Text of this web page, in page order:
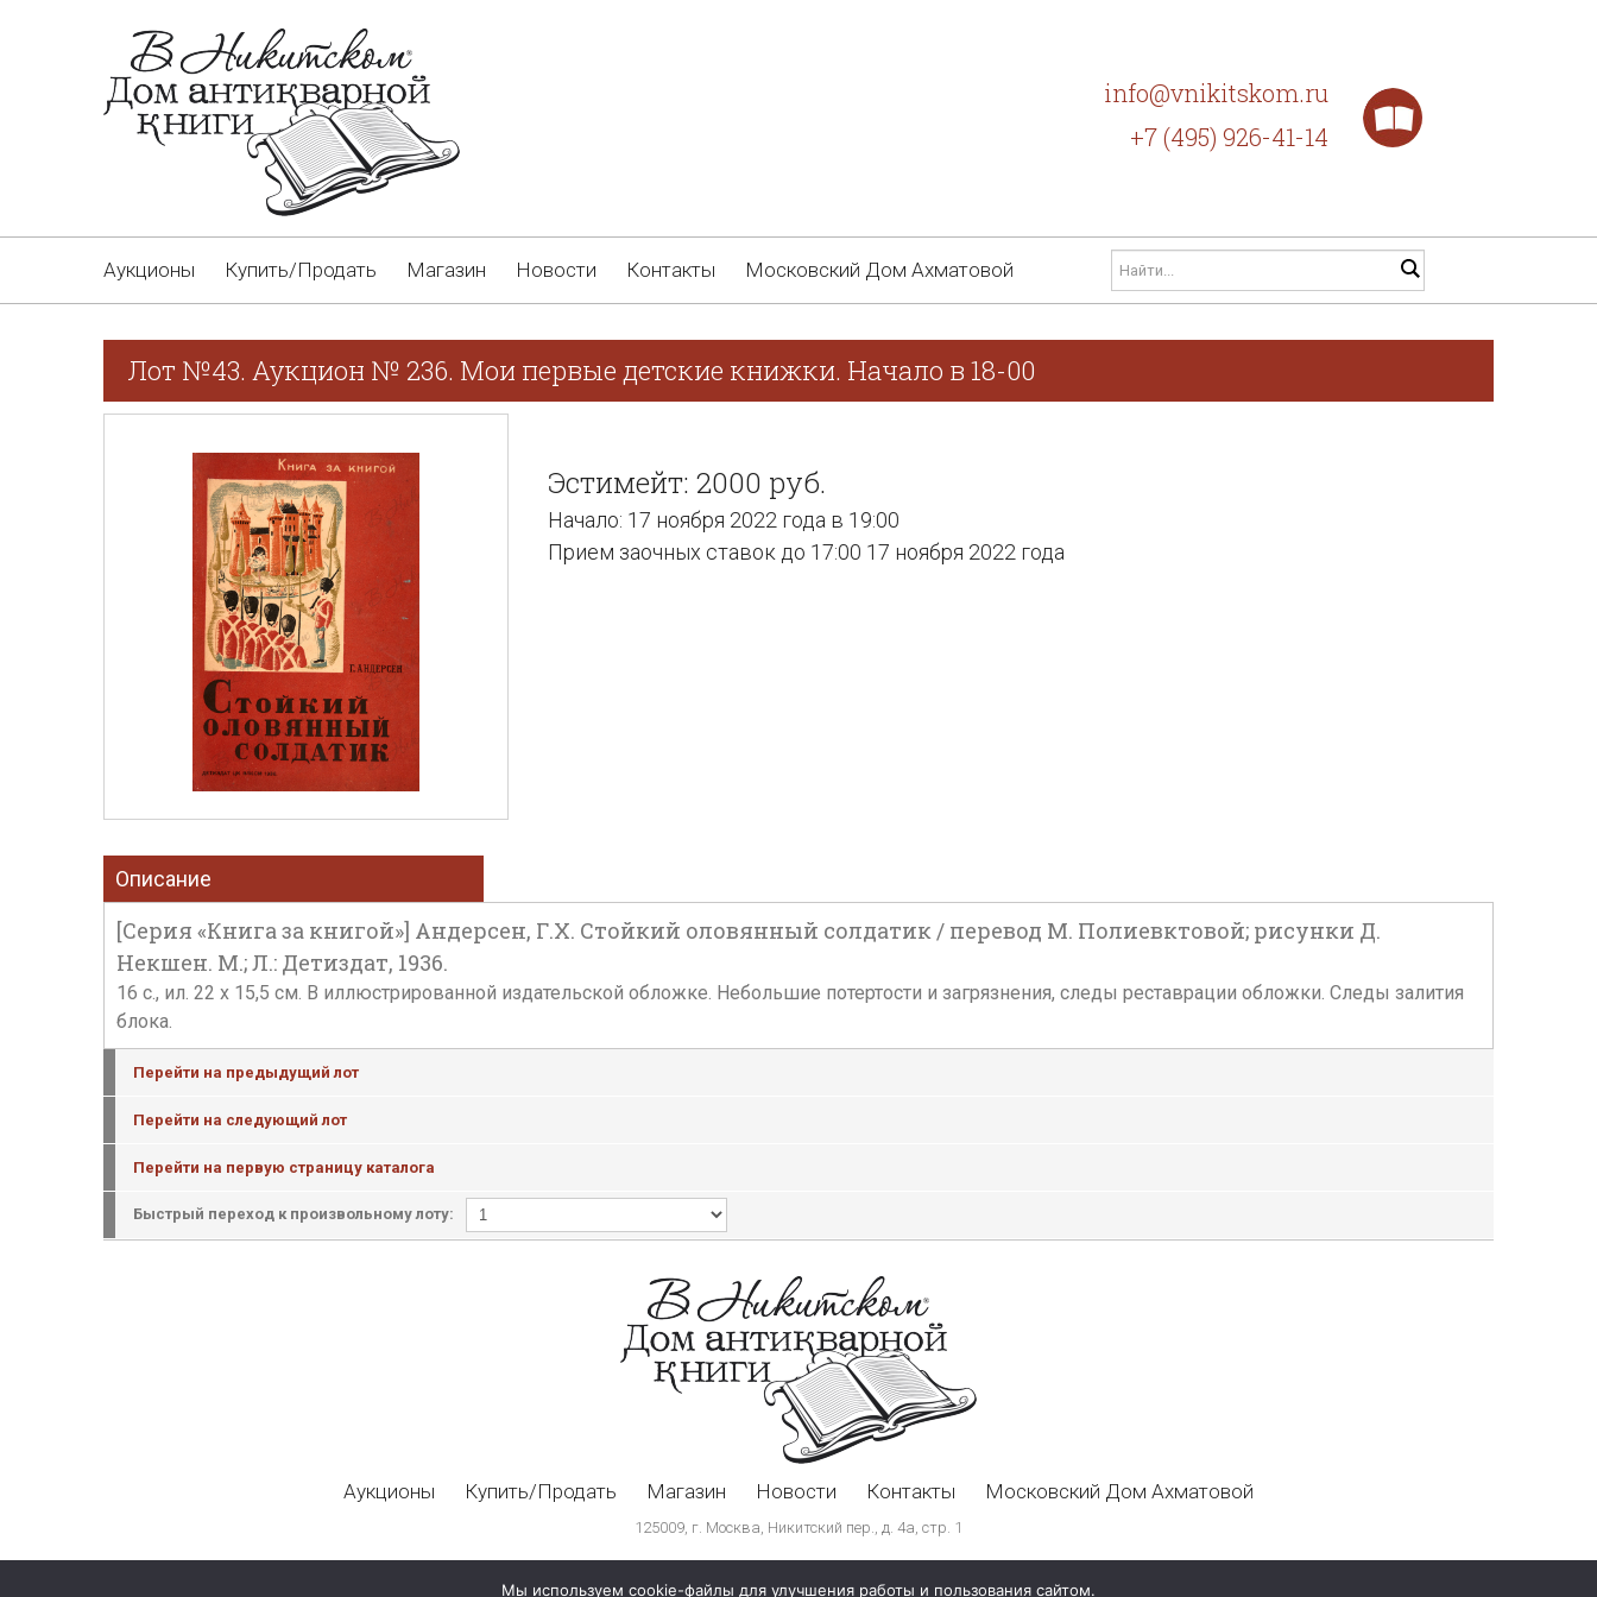
info@vnikitskom.ru
+7 (495) 926-41-14
Аукционы Купить/Продать Магазин Новости Контакты Московский Дом Ахматовой
Лот №43. Аукцион № 236. Мои первые детские книжки. Начало в 18-00
Эстимейт: 2000 руб.
Начало: 17 ноября 2022 года в 19:00
Прием заочных ставок до 17:00 17 ноября 2022 года
Описание
[Серия «Книга за книгой»] Андерсен, Г.Х. Стойкий оловянный солдатик / перевод М. Полиевктовой; рисунки Д.
Некшен. М.; Л.: Детиздат, 1936.
16 с., ил. 22 х 15,5 см. В иллюстрированной издательской обложке. Небольшие потертости и загрязнения, следы реставрации обложки. Следы залития
блока.
Перейти на предыдущий лот
Перейти на следующий лот
Перейти на первую страницу каталога
Быстрый переход к произвольному лоту:
Аукционы Купить/Продать Магазин Новости Контакты Московский Дом Ахматовой
125009, г. Москва, Никитский пер., д. 4а, стр. 1
Мы используем cookie-файлы для улучшения работы и пользования сайтом.